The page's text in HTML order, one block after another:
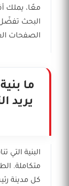
معًا، يملك
البحث
الصفحات
ما
يريد
البنية
متكاملة.
كل مدينة